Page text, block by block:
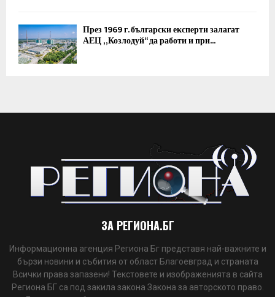
През 1969 г. български експерти залагат
АЕЦ „Козлодуй“ да работи и при...
ЗА РЕГИОНА.БГ
Информационна агенция Региона Бг представя най-важните и
бързи новини и събития от област Благоевград и страната
Всички права запазени! Текстовете и изображенията в сайта
Региона БГ са под закила закона Закона за авторското право.